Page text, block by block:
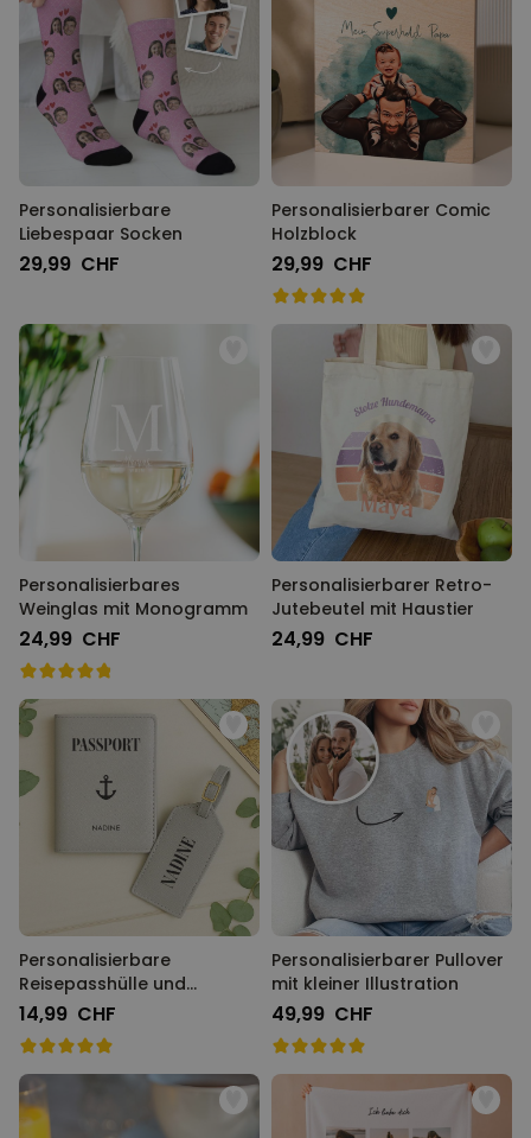
Personalisierbare
Liebespaar Socken
29,99 CHF
Personalisierbarer Comic
Holzblock
29,99 CHF
Personalisierbares
Weinglas mit Monogramm
24,99 CHF
Personalisierbarer Retro-
Jutebeutel mit Haustier
24,99 CHF
Personalisierbare
Reisepasshülle und
Koffertag mit Symbol und
Text
14,99 CHF
Personalisierbarer Pullover
mit kleiner Illustration
49,99 CHF